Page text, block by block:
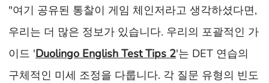
"여기 공유된 통찰이 게임 체인저라고 생각하셨다면,
우리는 더 많은 정보가 있습니다. 우리의 포괄적인 가
이드 'Duolingo English Test Tips 2'는 DET 연습의
구체적인 미세 조정을 다룹니다. 각 질문 유형의 빈도